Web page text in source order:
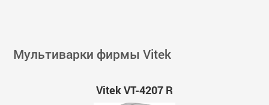
Мультиварки фирмы Vitek
Vitek VT-4207 R